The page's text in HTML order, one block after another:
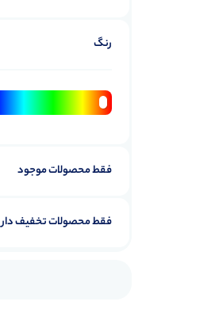
رنگ
فقط محصولات موجود
فقط محصولات تخفیف دار